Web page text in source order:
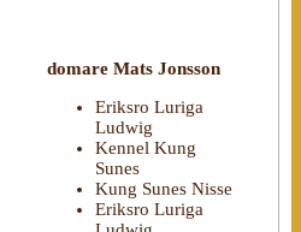
domare Mats Jonsson
Eriksro Luriga
Ludwig
Kennel Kung
Sunes
Kung Sunes Nisse
Eriksro Luriga